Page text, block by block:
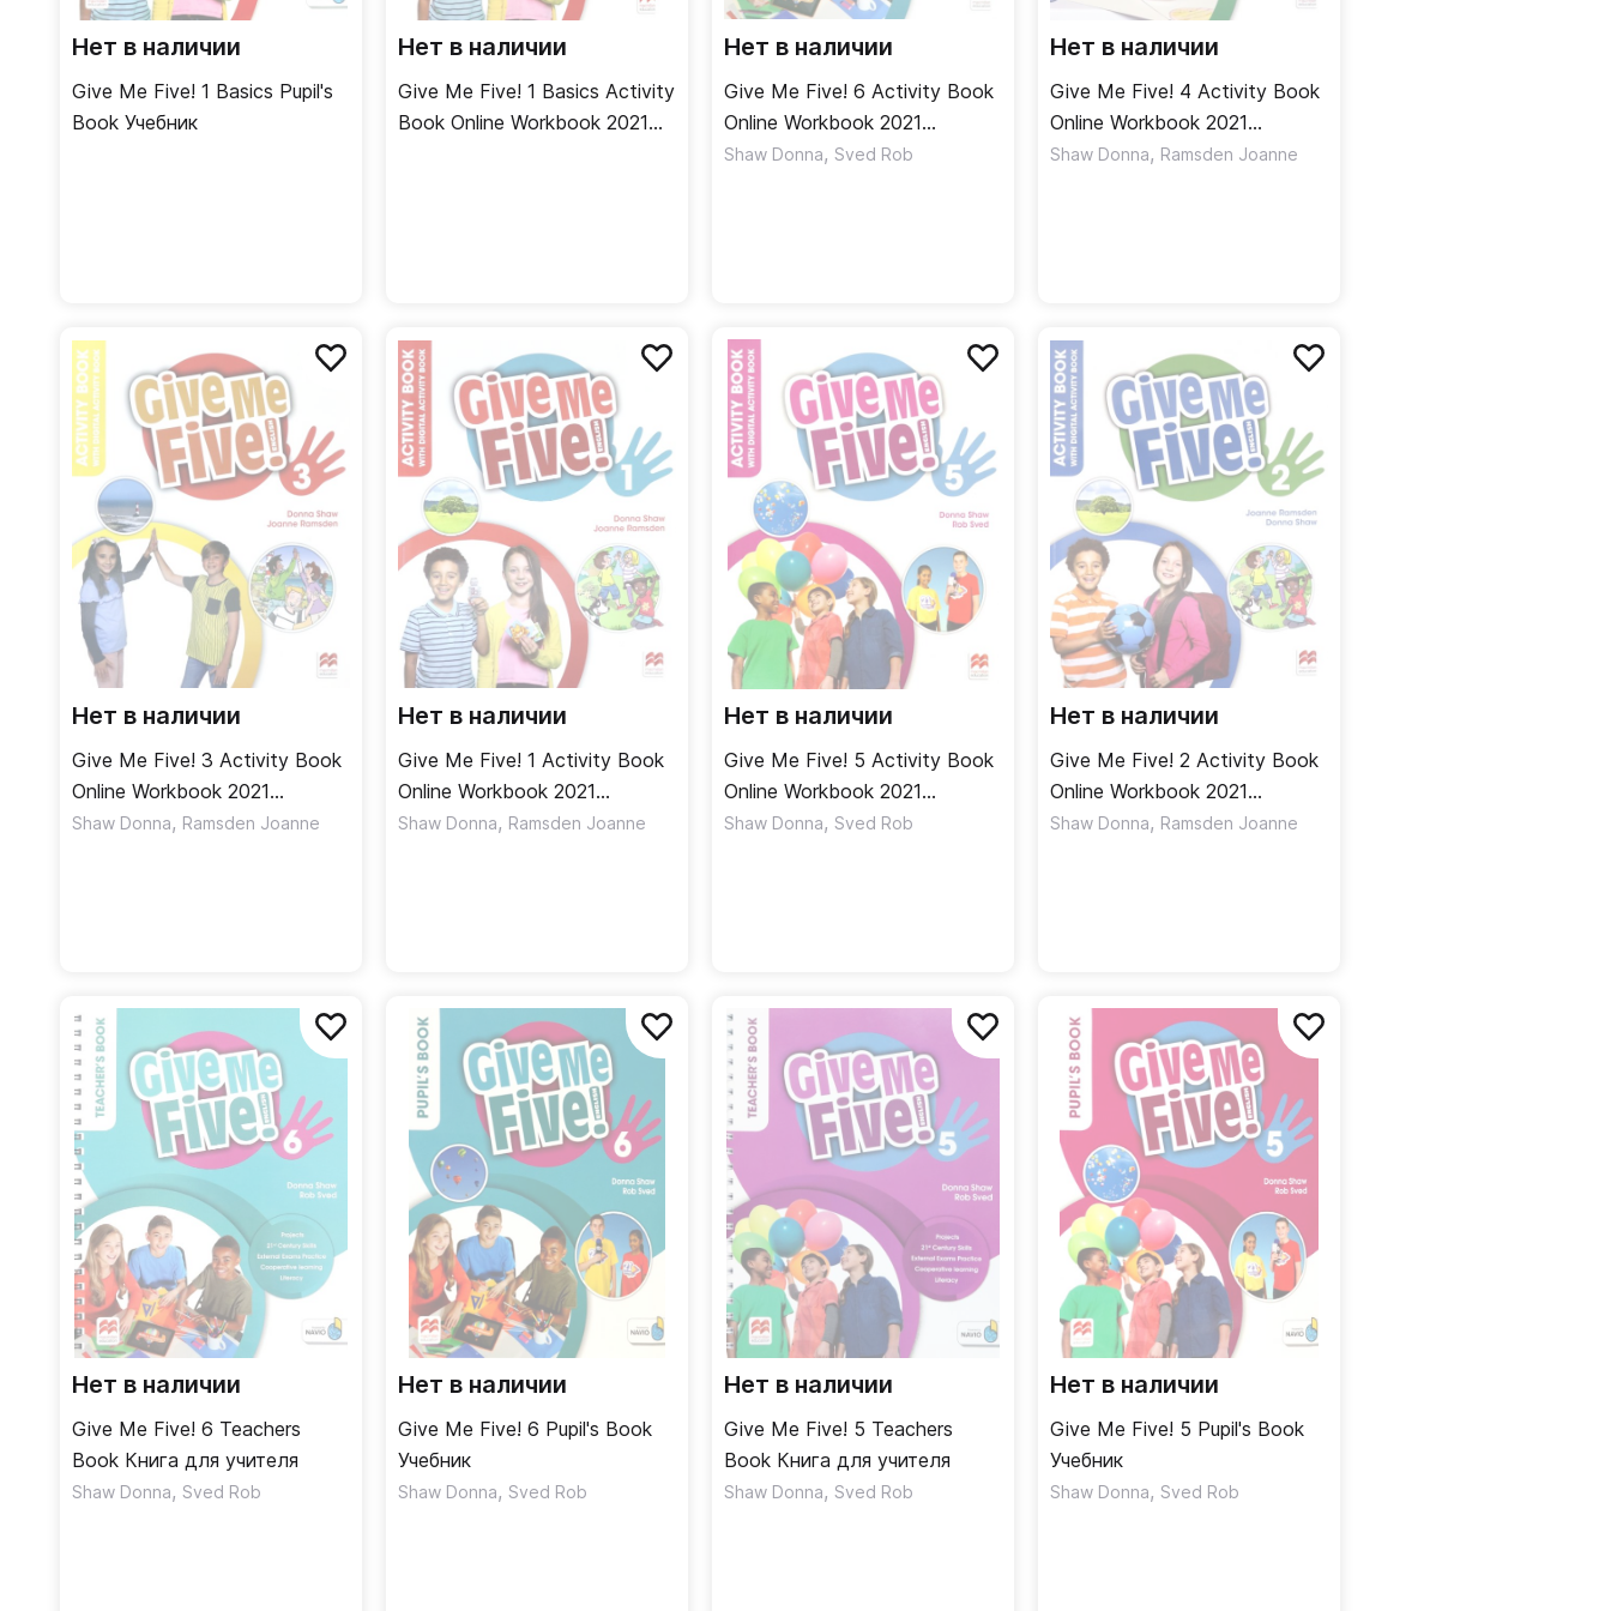
Нет в наличии
Give Me Five! 1 Basics Pupil's
Book Учебник
Нет в наличии
Give Me Five! 1 Basics Activity
Book Online Workbook 2021
Нет в наличии
Give Me Five! 6 Activity Book
Online Workbook 2021
Рабочая тетрадь
Shaw Donna, Sved Rob
Нет в наличии
Give Me Five! 4 Activity Book
Online Workbook 2021
Рабочая тетрадь
Shaw Donna, Ramsden Joanne
Нет в наличии
Give Me Five! 3 Activity Book
Online Workbook 2021
Рабочая тетрадь
Shaw Donna, Ramsden Joanne
Нет в наличии
Give Me Five! 1 Activity Book
Online Workbook 2021
Рабочая тетрадь
Shaw Donna, Ramsden Joanne
Нет в наличии
Give Me Five! 5 Activity Book
Online Workbook 2021
Рабочая тетрадь
Shaw Donna, Sved Rob
Нет в наличии
Give Me Five! 2 Activity Book
Online Workbook 2021
Рабочая тетрадь
Shaw Donna, Ramsden Joanne
Нет в наличии
Give Me Five! 6 Teachers
Book Книга для учителя
Shaw Donna, Sved Rob
Нет в наличии
Give Me Five! 6 Pupil's Book
Учебник
Shaw Donna, Sved Rob
Нет в наличии
Give Me Five! 5 Teachers
Book Книга для учителя
Shaw Donna, Sved Rob
Нет в наличии
Give Me Five! 5 Pupil's Book
Учебник
Shaw Donna, Sved Rob